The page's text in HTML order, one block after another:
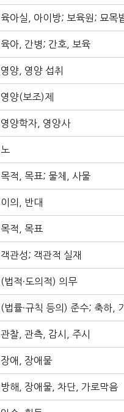
육아실, 아이방; 보육원; 묘목
육아, 간병; 간호, 보육
영양, 영양 섭취
영양(보조)제
영양학자, 영양사
노
목적, 목표; 물체, 사물
이의, 반대
목적, 목표
객관성; 객관적 실재
(법적·도의적) 의무
(법률·규칙 등의) 준수; 축하,
관찰, 관측, 감시, 주시
장애, 장애물
방해, 장애물, 차단, 가로막음